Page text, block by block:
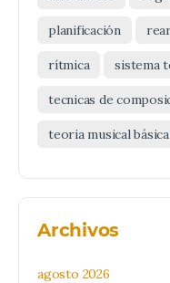
planificación
rítmica sistema
tecnicas de
teoria musical básica
Archivos
agosto 2026